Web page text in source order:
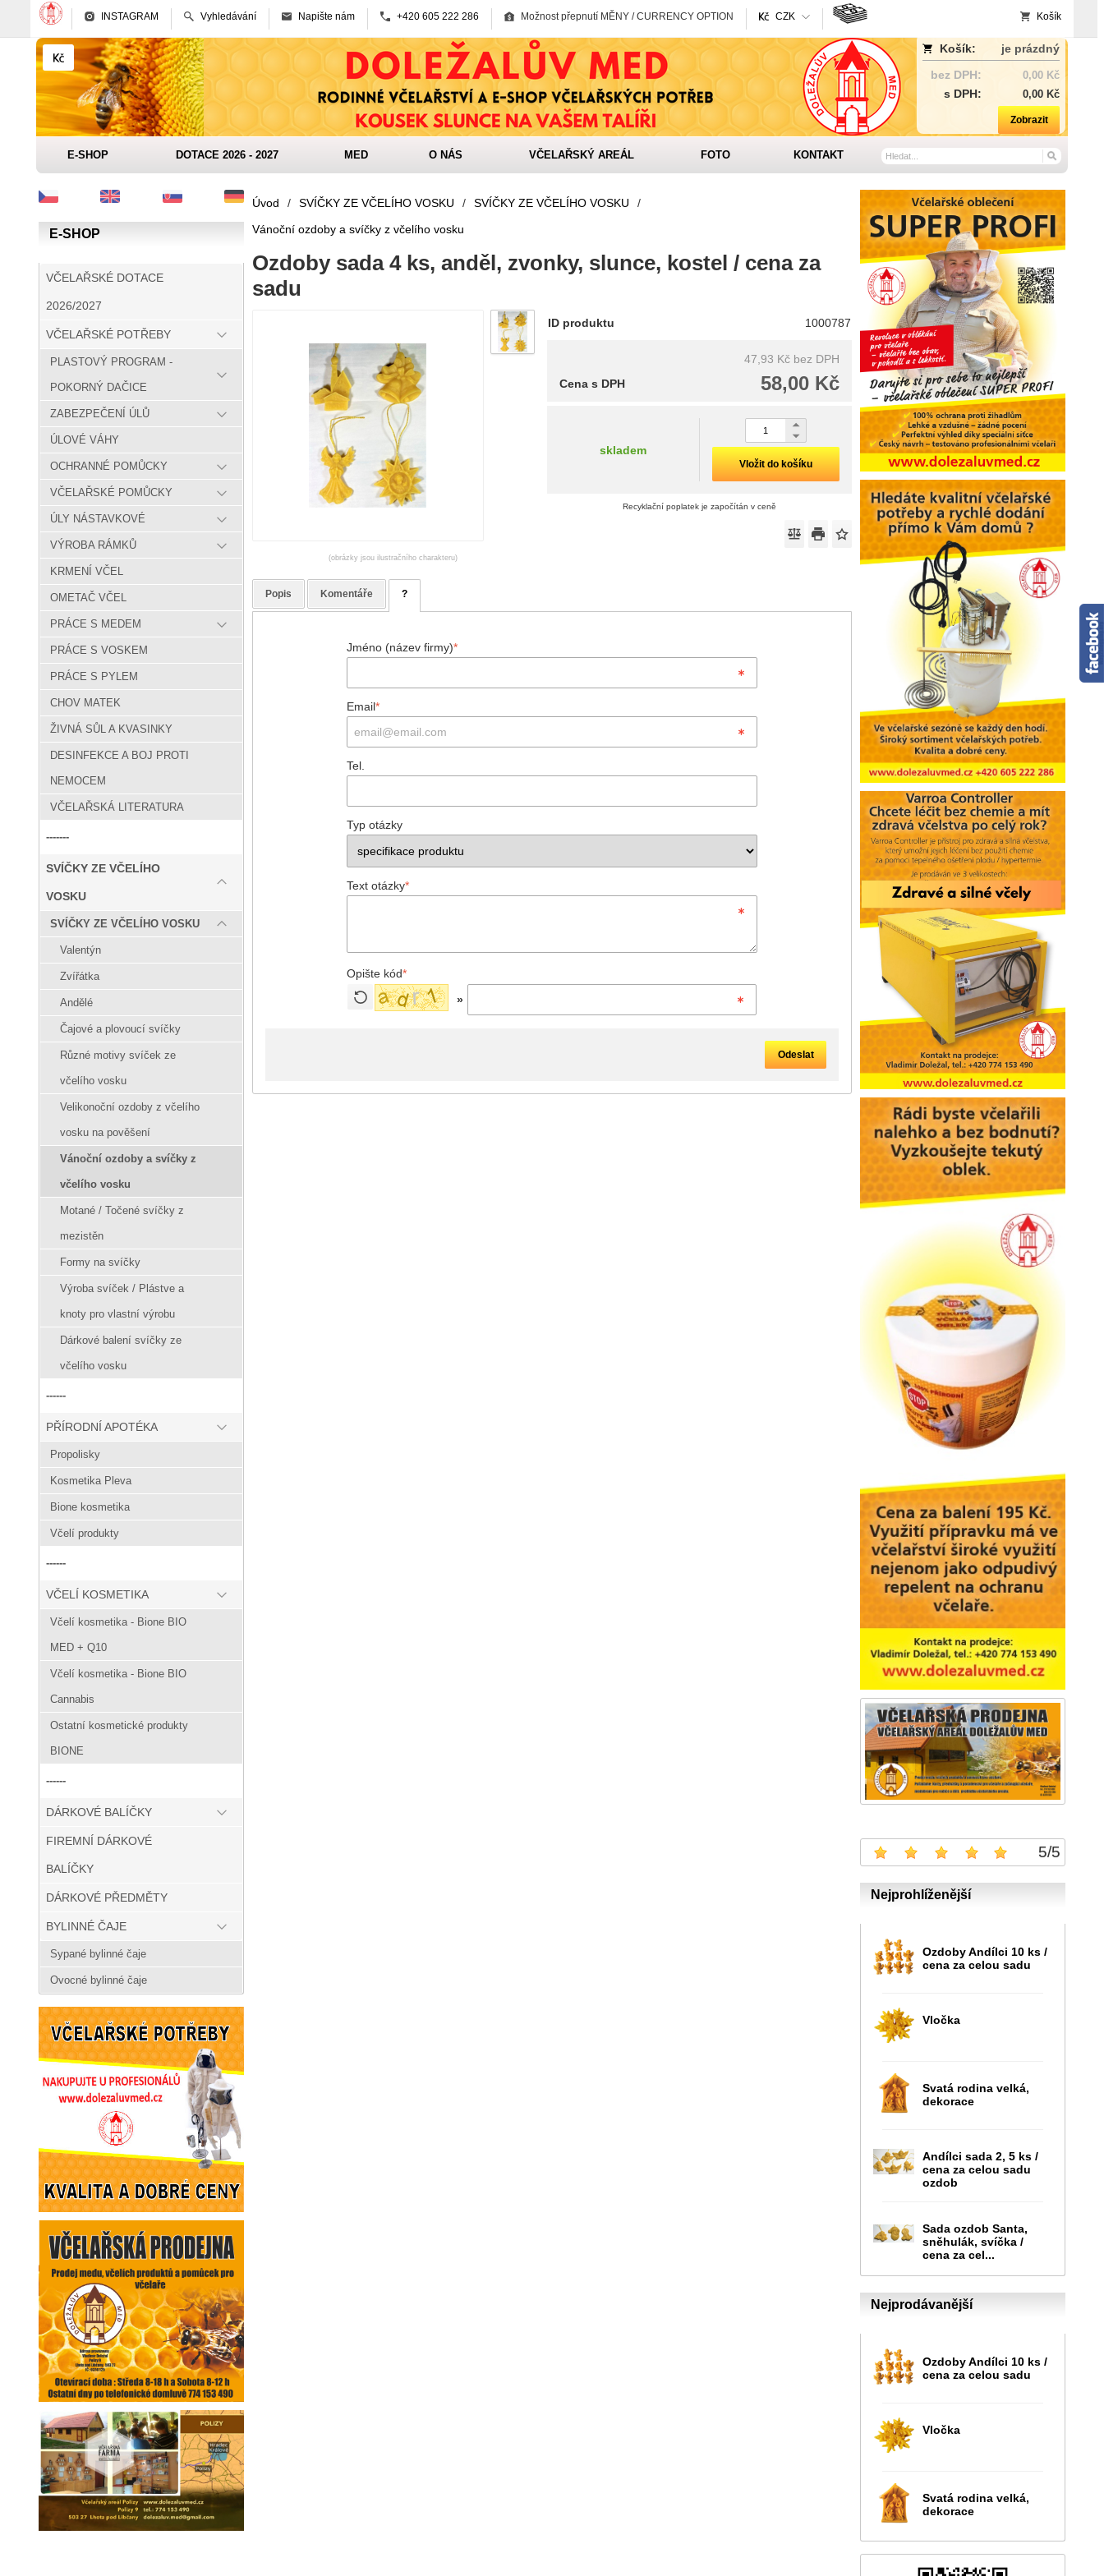
INSTAGRAM Vyhledávání Napište nám +420 605 222 286 Možnost přepnutí MĚNY / CURRENCY OPTION CZK Košík
Košík:
je prázdný
bez DPH:
0,00 Kč
s DPH: 0,00 Kč
Zobrazit
E-SHOP DOTACE 2026 - 2027 MED O NÁS VČELAŘSKÝ AREÁL FOTO KONTAKT
E-SHOP
VČELAŘSKÉ DOTACE
2026/2027
VČELAŘSKÉ POTŘEBY
PLASTOVÝ PROGRAM -
POKORNÝ DAČICE
ZABEZPEČENÍ ÚLŮ
ÚLOVÉ VÁHY
OCHRANNÉ POMŮCKY
VČELAŘSKÉ POMŮCKY
ÚLY NÁSTAVKOVÉ
VÝROBA RÁMKŮ
KRMENÍ VČEL
OMETAČ VČEL
PRÁCE S MEDEM
PRÁCE S VOSKEM
PRÁCE S PYLEM
CHOV MATEK
ŽIVNÁ SŮL A KVASINKY
DESINFEKCE A BOJ PROTI
NEMOCEM
VČELAŘSKÁ LITERATURA
-------
SVÍČKY ZE VČELÍHO
VOSKU
SVÍČKY ZE VČELÍHO VOSKU
Valentýn
Zvířátka
Andělé
Čajové a plovoucí svíčky
Různé motivy svíček ze
včelího vosku
Velikonoční ozdoby z včelího
vosku na pověšení
Vánoční ozdoby a svíčky z
včelího vosku
Motané / Točené svíčky z
mezistěn
Formy na svíčky
Výroba svíček / Plástve a
knoty pro vlastní výrobu
Dárkové balení svíčky ze
včelího vosku
------
PŘÍRODNÍ APOTÉKA
Propolisky
Kosmetika Pleva
Bione kosmetika
Včelí produkty
------
VČELÍ KOSMETIKA
Včelí kosmetika - Bione BIO
MED + Q10
Včelí kosmetika - Bione BIO
Cannabis
Ostatní kosmetické produkty
BIONE
------
DÁRKOVÉ BALÍČKY
FIREMNÍ DÁRKOVÉ
BALÍČKY
DÁRKOVÉ PŘEDMĚTY
BYLINNÉ ČAJE
Sypané bylinné čaje
Ovocné bylinné čaje
5/5
Nejprohlíženější
Ozdoby Andílci 10 ks /
cena za celou sadu
Vločka
Svatá rodina velká,
dekorace
Andílci sada 2, 5 ks /
cena za celou sadu
ozdob
Sada ozdob Santa,
sněhulák, svíčka /
cena za cel...
Nejprodávanější
Ozdoby Andílci 10 ks /
cena za celou sadu
Vločka
Svatá rodina velká,
dekorace
Úvod / SVÍČKY ZE VČELÍHO VOSKU / SVÍČKY ZE VČELÍHO VOSKU
/
Vánoční ozdoby a svíčky z včelího vosku
Ozdoby sada 4 ks, anděl, zvonky, slunce, kostel / cena za
sadu
(obrázky jsou ilustračního charakteru)
ID produktu 1000787
47,93 Kč bez DPH
58,00 Kč
Cena s DPH
skladem
Vložit do košíku
Recyklační poplatek je započítán v ceně
Popis Komentáře ?
Jméno (název firmy)*
Email*
Tel.
Typ otázky
Text otázky*
Opište kód*
»
Odeslat